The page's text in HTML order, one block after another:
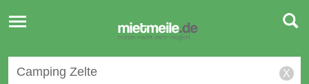
Toggle
navigation
X